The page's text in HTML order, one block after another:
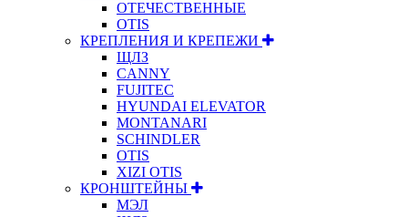
ОТЕЧЕСТВЕННЫЕ
OTIS
КРЕПЛЕНИЯ И КРЕПЕЖИ
ЩЛЗ
CANNY
FUJITEC
HYUNDAI ELEVATOR
MONTANARI
SCHINDLER
OTIS
XIZI OTIS
КРОНШТЕЙНЫ
МЭЛ